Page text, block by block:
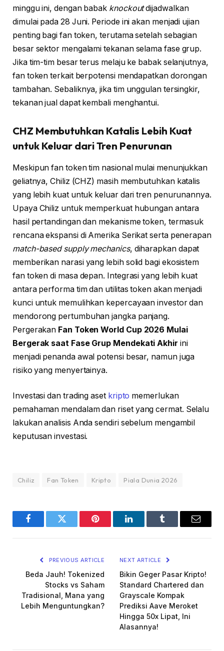
minggu ini, dengan babak knockoutdijadwalkan
dimulai pada 28 Juni. Periode ini akan menjadi ujian
penting bagi fan token, terutama setelah sebagian
besar sektor mengalami tekanan selama fase grup.
Jika tim-tim besar terus melaju ke babak selanjutnya,
fan token terkait berpotensi mendapatkan dorongan
tambahan. Sebaliknya, jika tim unggulan tersingkir,
tekanan jual dapat kembali menghantui.
CHZ Membutuhkan Katalis Lebih Kuat
untuk Keluar dari Tren Penurunan
Meskipun fan token tim nasional mulai menunjukkan
geliatnya, Chiliz (CHZ) masih membutuhkan katalis
yang lebih kuat untuk keluar dari tren penurunannya.
Upaya Chiliz untuk memperkuat hubungan antara
hasil pertandingan dan mekanisme token, termasuk
rencana ekspansi di Amerika Serikat serta penerapan
match-based supply mechanics, diharapkan dapat
memberikan narasi yang lebih solid bagi ekosistem
fan token di masa depan. Integrasi yang lebih kuat
antara performa tim dan utilitas token akan menjadi
kunci untuk memulihkan kepercayaan investor dan
mendorong pertumbuhan jangka panjang.
Pergerakan Fan Token World Cup 2026 Mulai
Bergerak saat Fase Grup Mendekati Akhir ini
menjadi penanda awal potensi besar, namun juga
risiko yang menyertainya.
Investasi dan trading aset kripto memerlukan
pemahaman mendalam dan riset yang cermat. Selalu
lakukan analisis Anda sendiri sebelum mengambil
keputusan investasi.
Chiliz Fan Token Kripto Piala Dunia 2026
FacebookTwitter Pinterest LinkedInTumblr Email
PREVIOUS ARTICLE
Beda Jauh! Tokenized
Stocks vs Saham
Tradisional, Mana yang
Lebih Menguntungkan?
NEXT ARTICLE
Bikin Geger Pasar Kripto!
Standard Chartered dan
Grayscale Kompak
Prediksi Aave Meroket
Hingga 50x Lipat, Ini
Alasannya!